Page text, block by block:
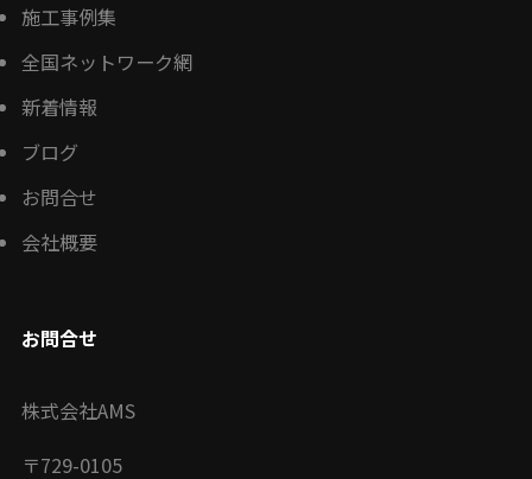
施工事例集
全国ネットワーク網
新着情報
ブログ
お問合せ
会社概要
お問合せ
株式会社AMS
〒729-0105